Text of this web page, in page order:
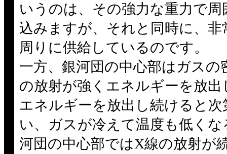
いうのは、その強力な重力で
込みますが、それと同時に、
周りに供給しているのです。
一方、銀河団の中心部はガス
の放射が強くエネルギーを放
エネルギーを放出し続けると
い、ガスが冷えて温度も低く
河団の中心部ではX線の放射が